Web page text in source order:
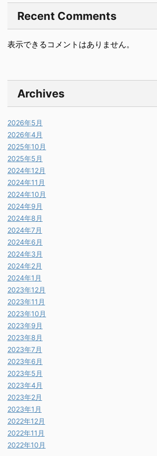
Recent Comments
表示できるコメントはありません。
Archives
2026年5月
2026年4月
2025年10月
2025年5月
2024年12月
2024年11月
2024年10月
2024年9月
2024年8月
2024年7月
2024年6月
2024年3月
2024年2月
2024年1月
2023年12月
2023年11月
2023年10月
2023年9月
2023年8月
2023年7月
2023年6月
2023年5月
2023年4月
2023年2月
2023年1月
2022年12月
2022年11月
2022年10月